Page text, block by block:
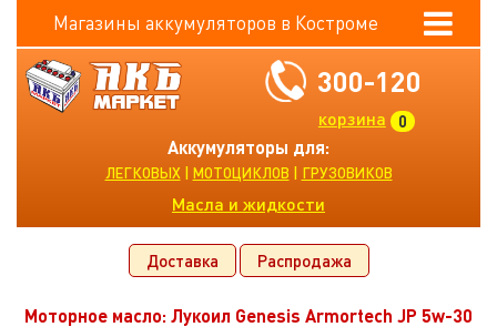
Магазины аккумуляторов в Костроме
300-120
0
корзина
Аккумуляторы для:
ЛЕГКОВЫХ | МОТОЦИКЛОВ | ГРУЗОВИКОВ
Масла и жидкости
Доставка Распродажа
Моторное масло: Лукоил Genesis Armortech JP 5w-30